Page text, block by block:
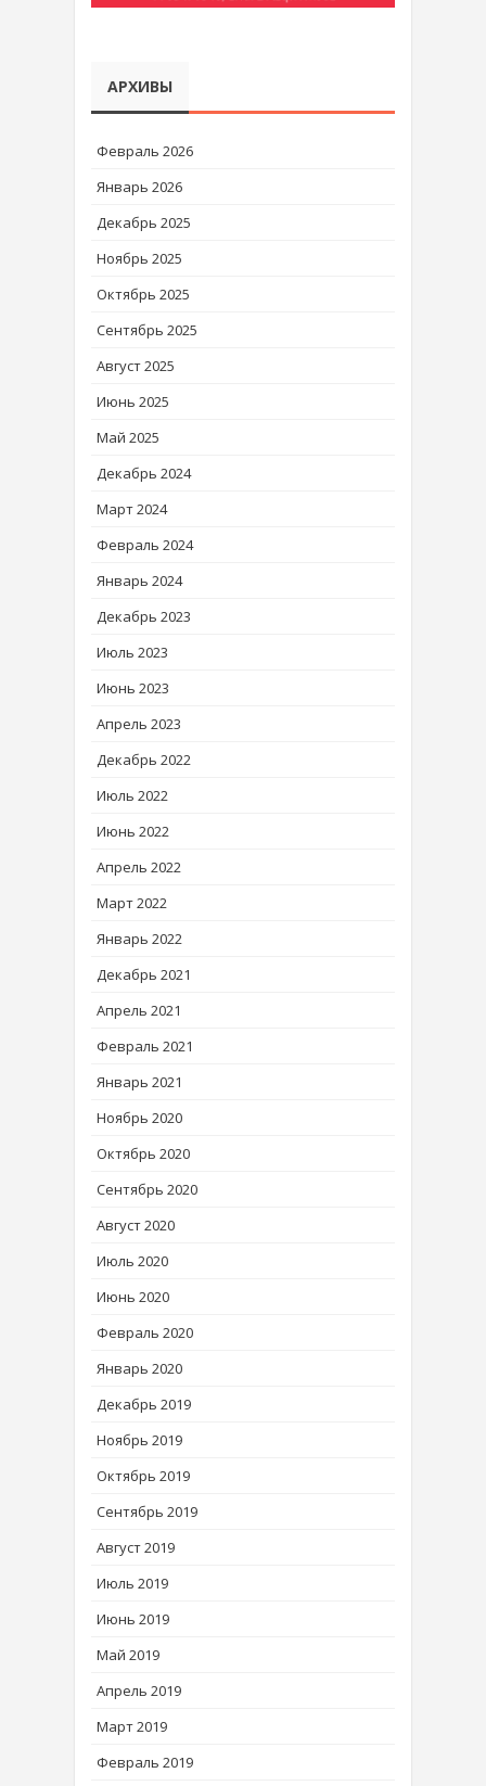
АРХИВЫ
Февраль 2026
Январь 2026
Декабрь 2025
Ноябрь 2025
Октябрь 2025
Сентябрь 2025
Август 2025
Июнь 2025
Май 2025
Декабрь 2024
Март 2024
Февраль 2024
Январь 2024
Декабрь 2023
Июль 2023
Июнь 2023
Апрель 2023
Декабрь 2022
Июль 2022
Июнь 2022
Апрель 2022
Март 2022
Январь 2022
Декабрь 2021
Апрель 2021
Февраль 2021
Январь 2021
Ноябрь 2020
Октябрь 2020
Сентябрь 2020
Август 2020
Июль 2020
Июнь 2020
Февраль 2020
Январь 2020
Декабрь 2019
Ноябрь 2019
Октябрь 2019
Сентябрь 2019
Август 2019
Июль 2019
Июнь 2019
Май 2019
Апрель 2019
Март 2019
Февраль 2019